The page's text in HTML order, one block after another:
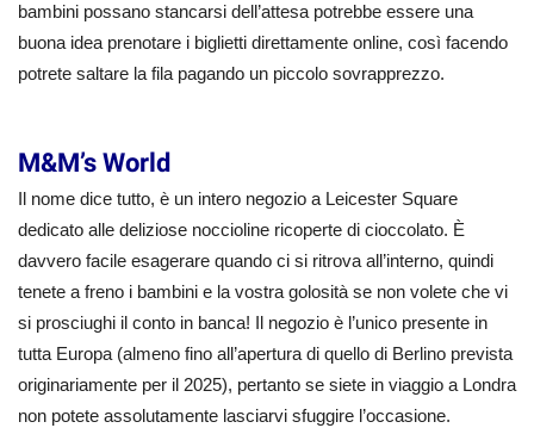
bambini possano stancarsi dell’attesa potrebbe essere una
buona idea prenotare i biglietti direttamente online, così facendo
potrete saltare la fila pagando un piccolo sovrapprezzo.
M&M’s World
Il nome dice tutto, è un intero negozio a Leicester Square
dedicato alle deliziose noccioline ricoperte di cioccolato. È
davvero facile esagerare quando ci si ritrova all’interno, quindi
tenete a freno i bambini e la vostra golosità se non volete che vi
si prosciughi il conto in banca! Il negozio è l’unico presente in
tutta Europa (almeno fino all’apertura di quello di Berlino prevista
originariamente per il 2025), pertanto se siete in viaggio a Londra
non potete assolutamente lasciarvi sfuggire l’occasione.